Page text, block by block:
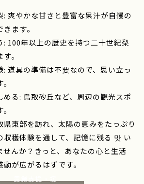
: 爽やかな甘さと豊富な果汁が自慢の
ます。
: 100年以上の歴史を持つ二十世紀梨
。
道具の準備は不要なので、思い立っ
める: 鳥取砂丘など、周辺の観光スポ
県東部を訪れ、太陽の恵みをたっぷり
穫体験を通して、記憶に残る 맛 い
せんか？きっと、あなたの心と生活
が広がるはずです。
農業支援・援